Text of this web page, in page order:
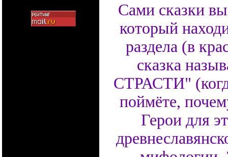
Сами сказки вы
который
раздела (в
сказка
СТРАСТИ"
поймёте,
Герои для